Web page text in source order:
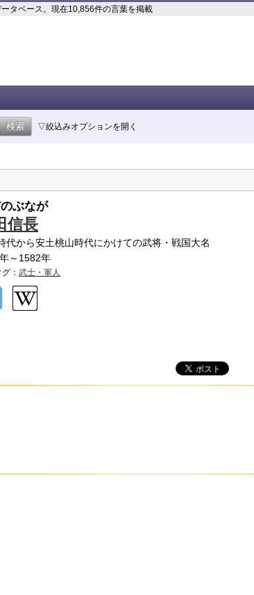
タベース。現在10,856件の言葉を掲載
▽絞込みオプションを開く
ぶなが
信長
代から安土桃山時代にかけての武将・戦国大名
～1582年
： 武士・軍人